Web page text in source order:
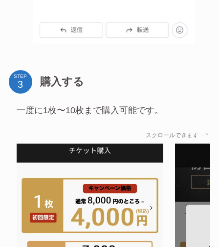
STEP 購入する
一度に1枚〜10枚まで購入可能です。
スクロールできます